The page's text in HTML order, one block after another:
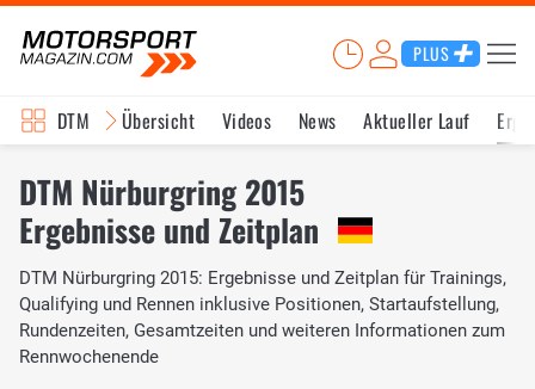
PLUS
DTM Übersicht Videos News Aktueller Lauf
DTM Nürburgring 2015
Ergebnisse und Zeitplan
DTM Nürburgring 2015: Ergebnisse und Zeitplan für Trainings,
Qualifying und Rennen inklusive Positionen, Startaufstellung,
Rundenzeiten, Gesamtzeiten und weiteren Informationen zum
Rennwochenende